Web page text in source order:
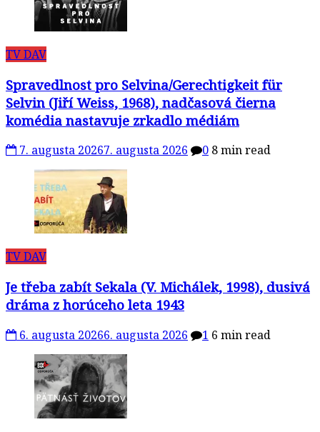
TV DAV
Spravedlnost pro Selvina/Gerechtigkeit für
Selvin (Jiří Weiss, 1968), nadčasová čierna
komédia nastavuje zrkadlo médiám
7. augusta 20267. augusta 2026 0 8 min read
TV DAV
Je třeba zabít Sekala (V. Michálek, 1998), dusivá
dráma z horúceho leta 1943
6. augusta 20266. augusta 2026 1 6 min read